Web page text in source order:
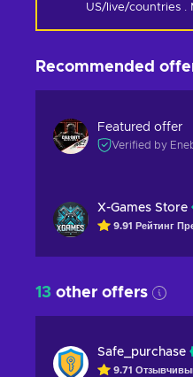
US/live/countries .
Recommended
Featured offer
Verified by
X-Games Store
9.91 Рейтинг
13 other offers
Safe_purchase
9.71